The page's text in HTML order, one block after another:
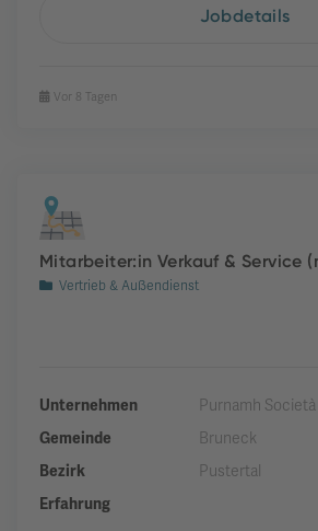
Jobdetails
Vor 8 Tagen
Mitarbeiter:in Verkauf & Service
Vertrieb & Außendienst
Unternehmen
Purnamh
Gemeinde
Bruneck
Bezirk
Pustertal
Erfahrung